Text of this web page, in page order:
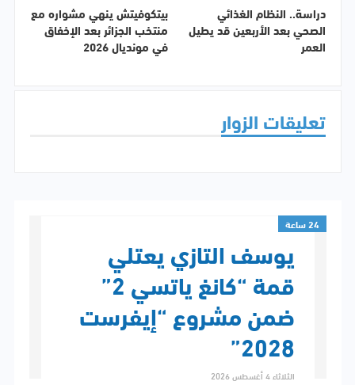
دراسة.. النظام الغذائي
الصحي بعد الأربعين قد يطيل
العمر
بيتكوفيتش ينهي مشواره مع
منتخب الجزائر بعد الإخفاق
في مونديال 2026
تعليقات الزوار
24 ساعة
يوسف التازي يعتلي
قمة “كانغ ياتسي 2”
ضمن مشروع “إيفرست
2028”
الثلاثاء 4 أغسطس 2026